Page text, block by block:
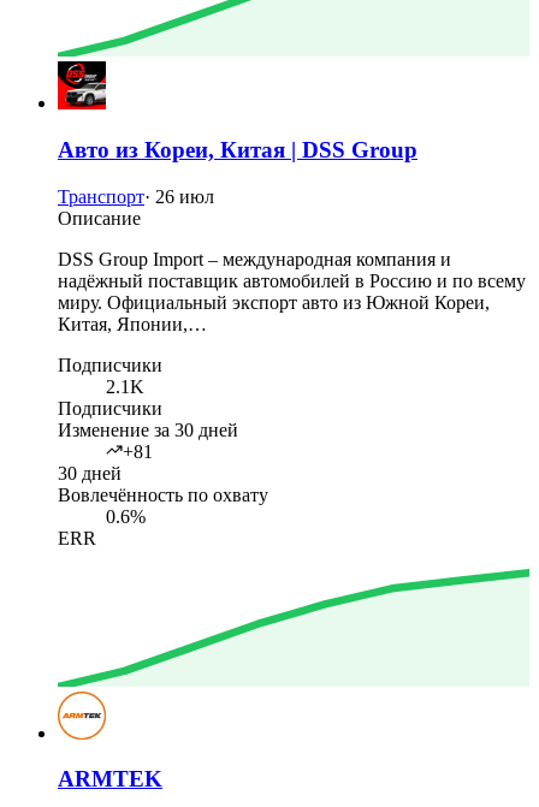
Авто из Кореи, Китая | DSS Group
Транспорт· 26 июл
Описание
DSS Group Import – международная компания и
надёжный поставщик автомобилей в Россию и по всему
миру. Официальный экспорт авто из Южной Кореи,
Китая, Японии,…
Подписчики
2.1K
Подписчики
Изменение за 30 дней
+81
30 дней
Вовлечённость по охвату
0.6%
ERR
ARMTEK